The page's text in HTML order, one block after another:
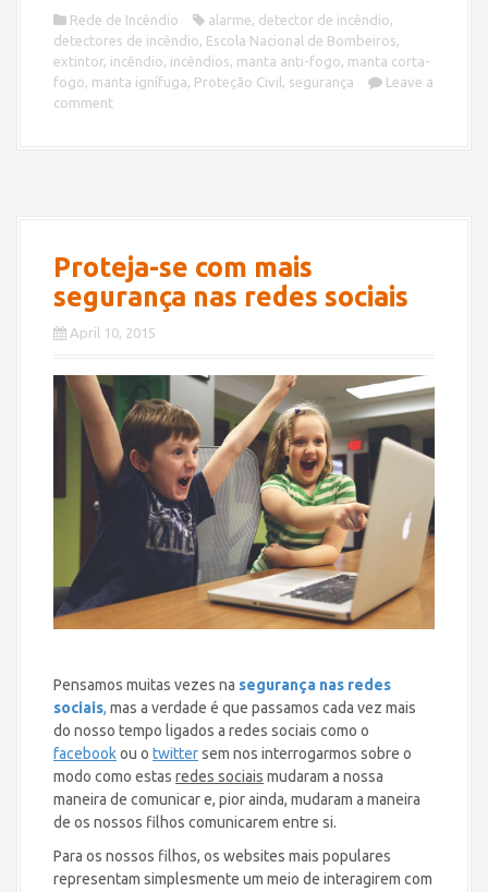
Rede de Incêndio alarme, detector de incêndio,
detectores de incêndio, Escola Nacional de Bombeiros,
extintor, incêndio, incêndios, manta anti-fogo, manta corta-
fogo, manta ignífuga, Proteção Civil , segurança
Leave a
comment
Proteja-se com mais
segurança nas redes sociais
April 10, 2015
Pensamos muitas vezes na segurança nas redes
sociais, mas a verdade é que passamos cada vez mais
do nosso tempo ligados a redes sociais como o
facebookou o twittersem nos interrogarmos sobre o
modo como estas redes sociais mudaram a nossa
maneira de comunicar e, pior ainda, mudaram a maneira
de os nossos filhos comunicarem entre si.
Para os nossos filhos, os websites mais populares
representam simplesmente um meio de interagirem com